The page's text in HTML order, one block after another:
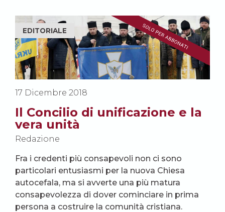
EDITORIALE
17 Dicembre 2018
Il Concilio di unificazione e la
vera unità
Redazione
Fra i credenti più consapevoli non ci sono
particolari entusiasmi per la nuova Chiesa
autocefala, ma si avverte una più matura
consapevolezza di dover cominciare in prima
persona a costruire la comunità cristiana.